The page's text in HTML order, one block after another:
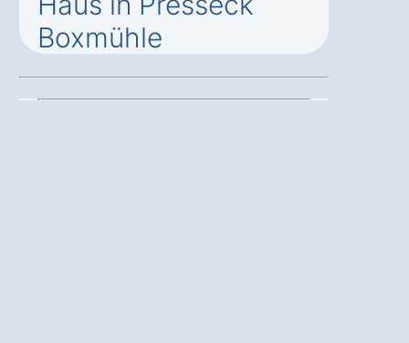
Boxmühle